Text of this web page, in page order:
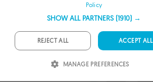
Policy
SHOW ALL PARTNERS (1910) →
ACCEPT ALL
REJECT ALL
MANAGE PREFERENCES